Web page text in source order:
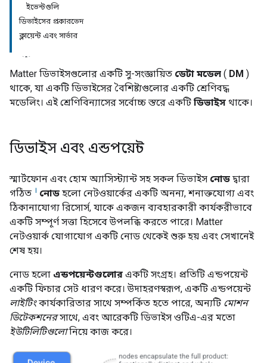
ইভেন্টগুলি
ডিভাইসের প্রকারভেদ
ক্লায়েন্ট এবং সার্ভার
Matter ডিভাইসগুলোর একটি সু-সংজ্ঞায়িত ডেটা মডেল ( DM )
থাকে, যা একটি ডিভাইসের বৈশিষ্ট্যগুলোর একটি শ্রেণিবদ্ধ
মডেলিং। এই শ্রেণিবিন্যাসের সর্বোচ্চ স্তরে একটি ডিভাইস থাকে।
ডিভাইস এবং এন্ডপয়েন্ট
স্মার্টফোন এবং হোম অ্যাসিস্ট্যান্ট সহ সকল ডিভাইস নোড দ্বারা
গঠিত । নোড হলো নেটওয়ার্কের একটি অনন্য, শনাক্তযোগ্য এবং
ঠিকানাযোগ্য রিসোর্স, যাকে একজন ব্যবহারকারী কার্যকরীভাবে
একটি সম্পূর্ণ সত্তা হিসেবে উপলব্ধি করতে পারে। Matter
নেটওয়ার্ক যোগাযোগ একটি নোড থেকেই শুরু হয় এবং সেখানেই
শেষ হয়।
নোড হলো এন্ডপয়েন্টগুলোর একটি সংগ্রহ। প্রতিটি এন্ডপয়েন্ট
একটি ফিচার সেট ধারণ করে। উদাহরণস্বরূপ, একটি এন্ডপয়েন্ট
লাইটিংকার্যকারিতার সাথে সম্পর্কিত হতে পারে, অন্যটি মোশন
ডিটেকশনেরসাথে, এবং আরেকটি ডিভাইস ওটিএ-এর মতো
ইউটিলিটিগুলোনিয়ে কাজ করে।